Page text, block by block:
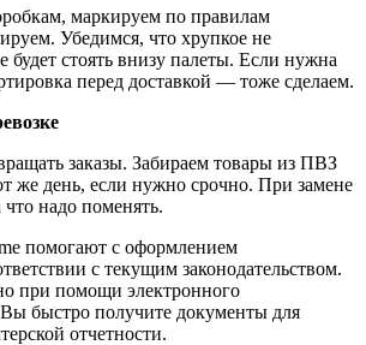
маркируем по правилам
Убедимся, что хрупкое не
будет стоять внизу палеты. Если нужна
перед доставкой — тоже сделаем.
заказы. Забираем товары из ПВЗ
же день, если нужно срочно. При замене
что надо поменять.
помогают с оформлением
с текущим законодательством.
при помощи электронного
быстро получите документы для
отчетности.